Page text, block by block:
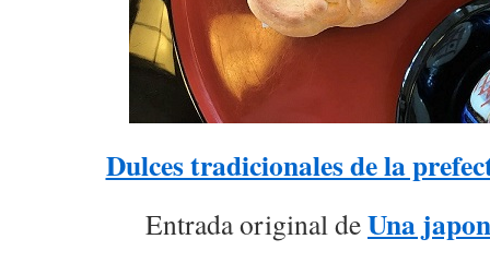
Dulces tradicionales de la
Entrada original deUna